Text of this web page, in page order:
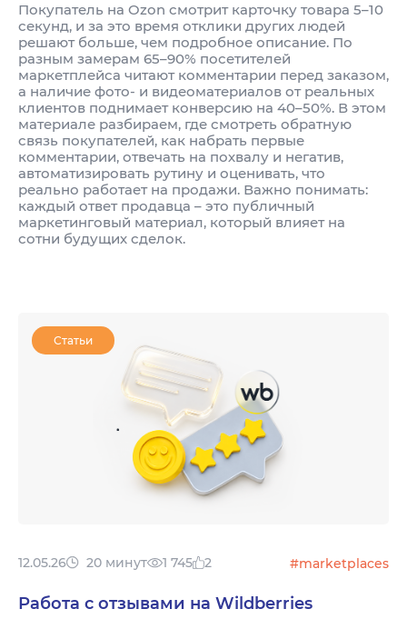
Покупатель на Ozon смотрит карточку товара 5–10
секунд, и за это время отклики других людей
решают больше, чем подробное описание. По
разным замерам 65–90% посетителей
маркетплейса читают комментарии перед заказом,
а наличие фото- и видеоматериалов от реальных
клиентов поднимает конверсию на 40–50%. В этом
материале разбираем, где смотреть обратную
связь покупателей, как набрать первые
комментарии, отвечать на похвалу и негатив,
автоматизировать рутину и оценивать, что
реально работает на продажи. Важно понимать:
каждый ответ продавца – это публичный
маркетинговый материал, который влияет на
сотни будущих сделок.
Статьи
12.05.26 20 минут 1 745 2 #marketplaces
Работа с отзывами на Wildberries